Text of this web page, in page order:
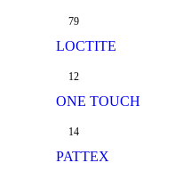
79
LOCTITE
12
ONE TOUCH
14
PATTEX